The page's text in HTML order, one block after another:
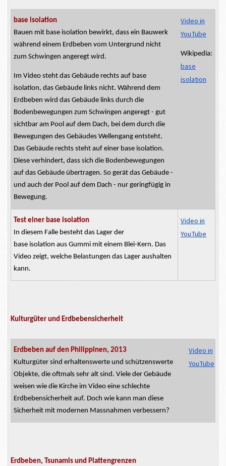
base isolation
Bauen mit base isolation bewirkt, dass ein Bauwerk
während einem Erdbeben vom Untergrund nicht
zum Schwingen angeregt wird.
Im Video steht das Gebäude rechts auf base
isolation, das Gebäude links nicht. Während dem
Erdbeben wird das Gebäude links durch die
Bodenbewegungen zum Schwingen angeregt - gut
sichtbar am Pool auf dem Dach, bei dem durch die
Bewegungen des Gebäudes Wellengang entsteht.
Das Gebäude rechts steht auf einer base isolation.
Diese verhindert, dass sich die Bodenbewegungen
auf das Gebäude übertragen. So gerät das Gebäude -
und auch der Pool auf dem Dach - nur geringfügig in
Bewegung.
Video in
YouTube
Wikipedia:
base
isolation
Test einer base isolation
In diesem Falle besteht das Lager der
base isolation aus Gummi mit einem Blei-Kern. Das
Video zeigt, welche Belastungen das Lager aushalten
kann.
Video in
YouTube
Kulturgüter und Erdbebensicherheit
Erdbeben auf den Philippinen, 2013
Kulturgüter sind erhaltenswerte und schützenswerte
Objekte, die oftmals sehr alt sind. Viele der Gebäude
weisen wie die Kirche im Video eine schlechte
Erdbebensicherheit auf. Doch wie kann man diese
Sicherheit mit modernen Massnahmen verbessern?
Video in
YouTube
Erdbeben, Tsunamis und Plattengrenzen